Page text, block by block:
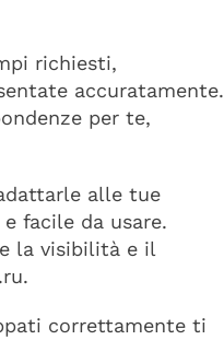
richiesti,
accuratamente.
per te,
alle tue
facile da usare.
la visibilità e il
correttamente ti